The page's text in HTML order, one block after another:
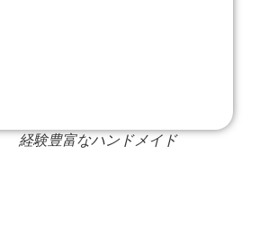
経験豊富なハンドメイド